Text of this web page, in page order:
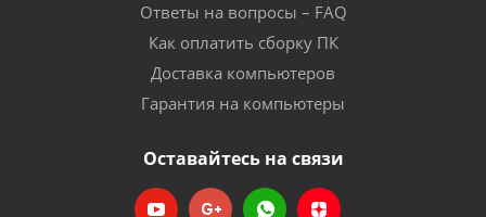
Ответы на вопросы – FAQ
Как оплатить сборку ПК
Доставка компьютеров
Гарантия на компьютеры
Оставайтесь на связи